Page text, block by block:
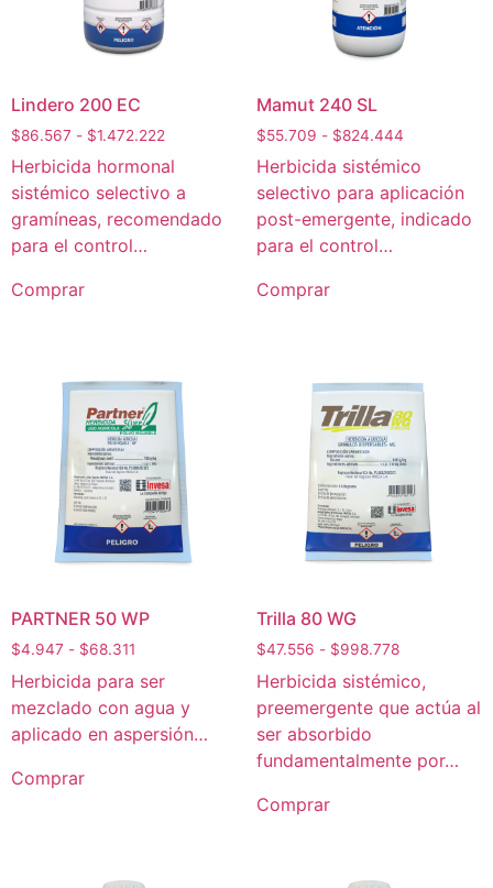
Lindero 200 EC
$86.567 - $1.472.222
Herbicida hormonal
sistémico selectivo a
gramíneas, recomendado
para el control…
Comprar
Mamut 240 SL
$55.709 - $824.444
Herbicida sistémico
selectivo para aplicación
post-emergente, indicado
para el control…
Comprar
PARTNER 50 WP
$4.947 - $68.311
Herbicida para ser
mezclado con agua y
aplicado en aspersión…
Comprar
Trilla 80 WG
$47.556 - $998.778
Herbicida sistémico,
preemergente que actúa al
ser absorbido
fundamentalmente por…
Comprar